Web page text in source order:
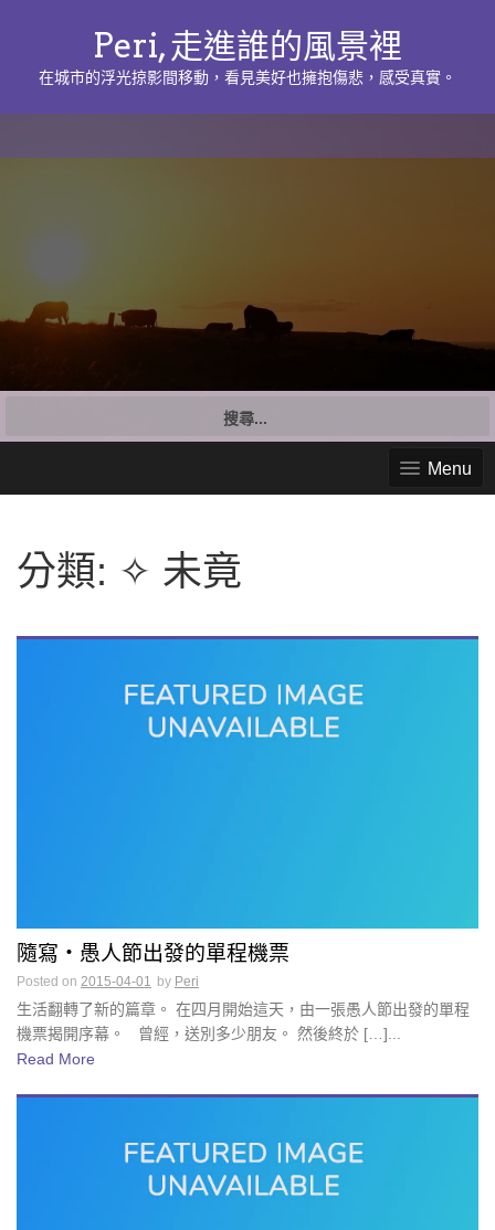
Peri, 走進誰的風景裡
在城市的浮光掠影間移動，看見美好也擁抱傷悲，感受真實。
字:
Menu
分類: ✧ 未竟
隨寫・愚人節出發的單程機票
Posted on 2015-04-01 by Peri
生活翻轉了新的篇章。 在四月開始這天，由一張愚人節出發的單程
機票揭開序幕。 曾經，送別多少朋友。 然後終於 […]...
Read More